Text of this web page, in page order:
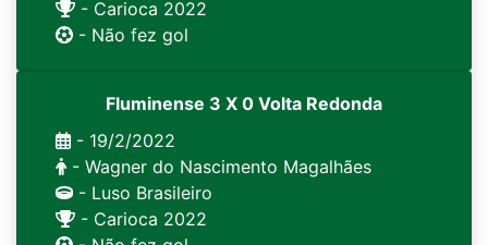
- Carioca 2022
- Não fez gol
Fluminense 3 X 0 Volta Redonda
- 19/2/2022
- Wagner do Nascimento Magalhães
- Luso Brasileiro
- Carioca 2022